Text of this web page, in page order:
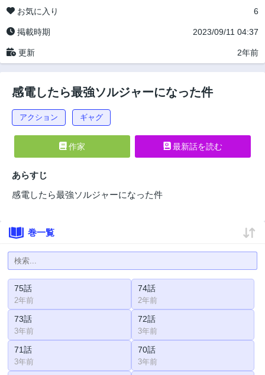
お気に入り 6
掲載時期 2023/09/11 04:37
更新 2年前
感電したら最強ソルジャーになった件
アクション ギャグ
作家 最新話を読む
あらすじ
感電したら最強ソルジャーになった件
巻一覧
75話
2年前
74話
2年前
73話
3年前
72話
3年前
71話
3年前
70話
3年前